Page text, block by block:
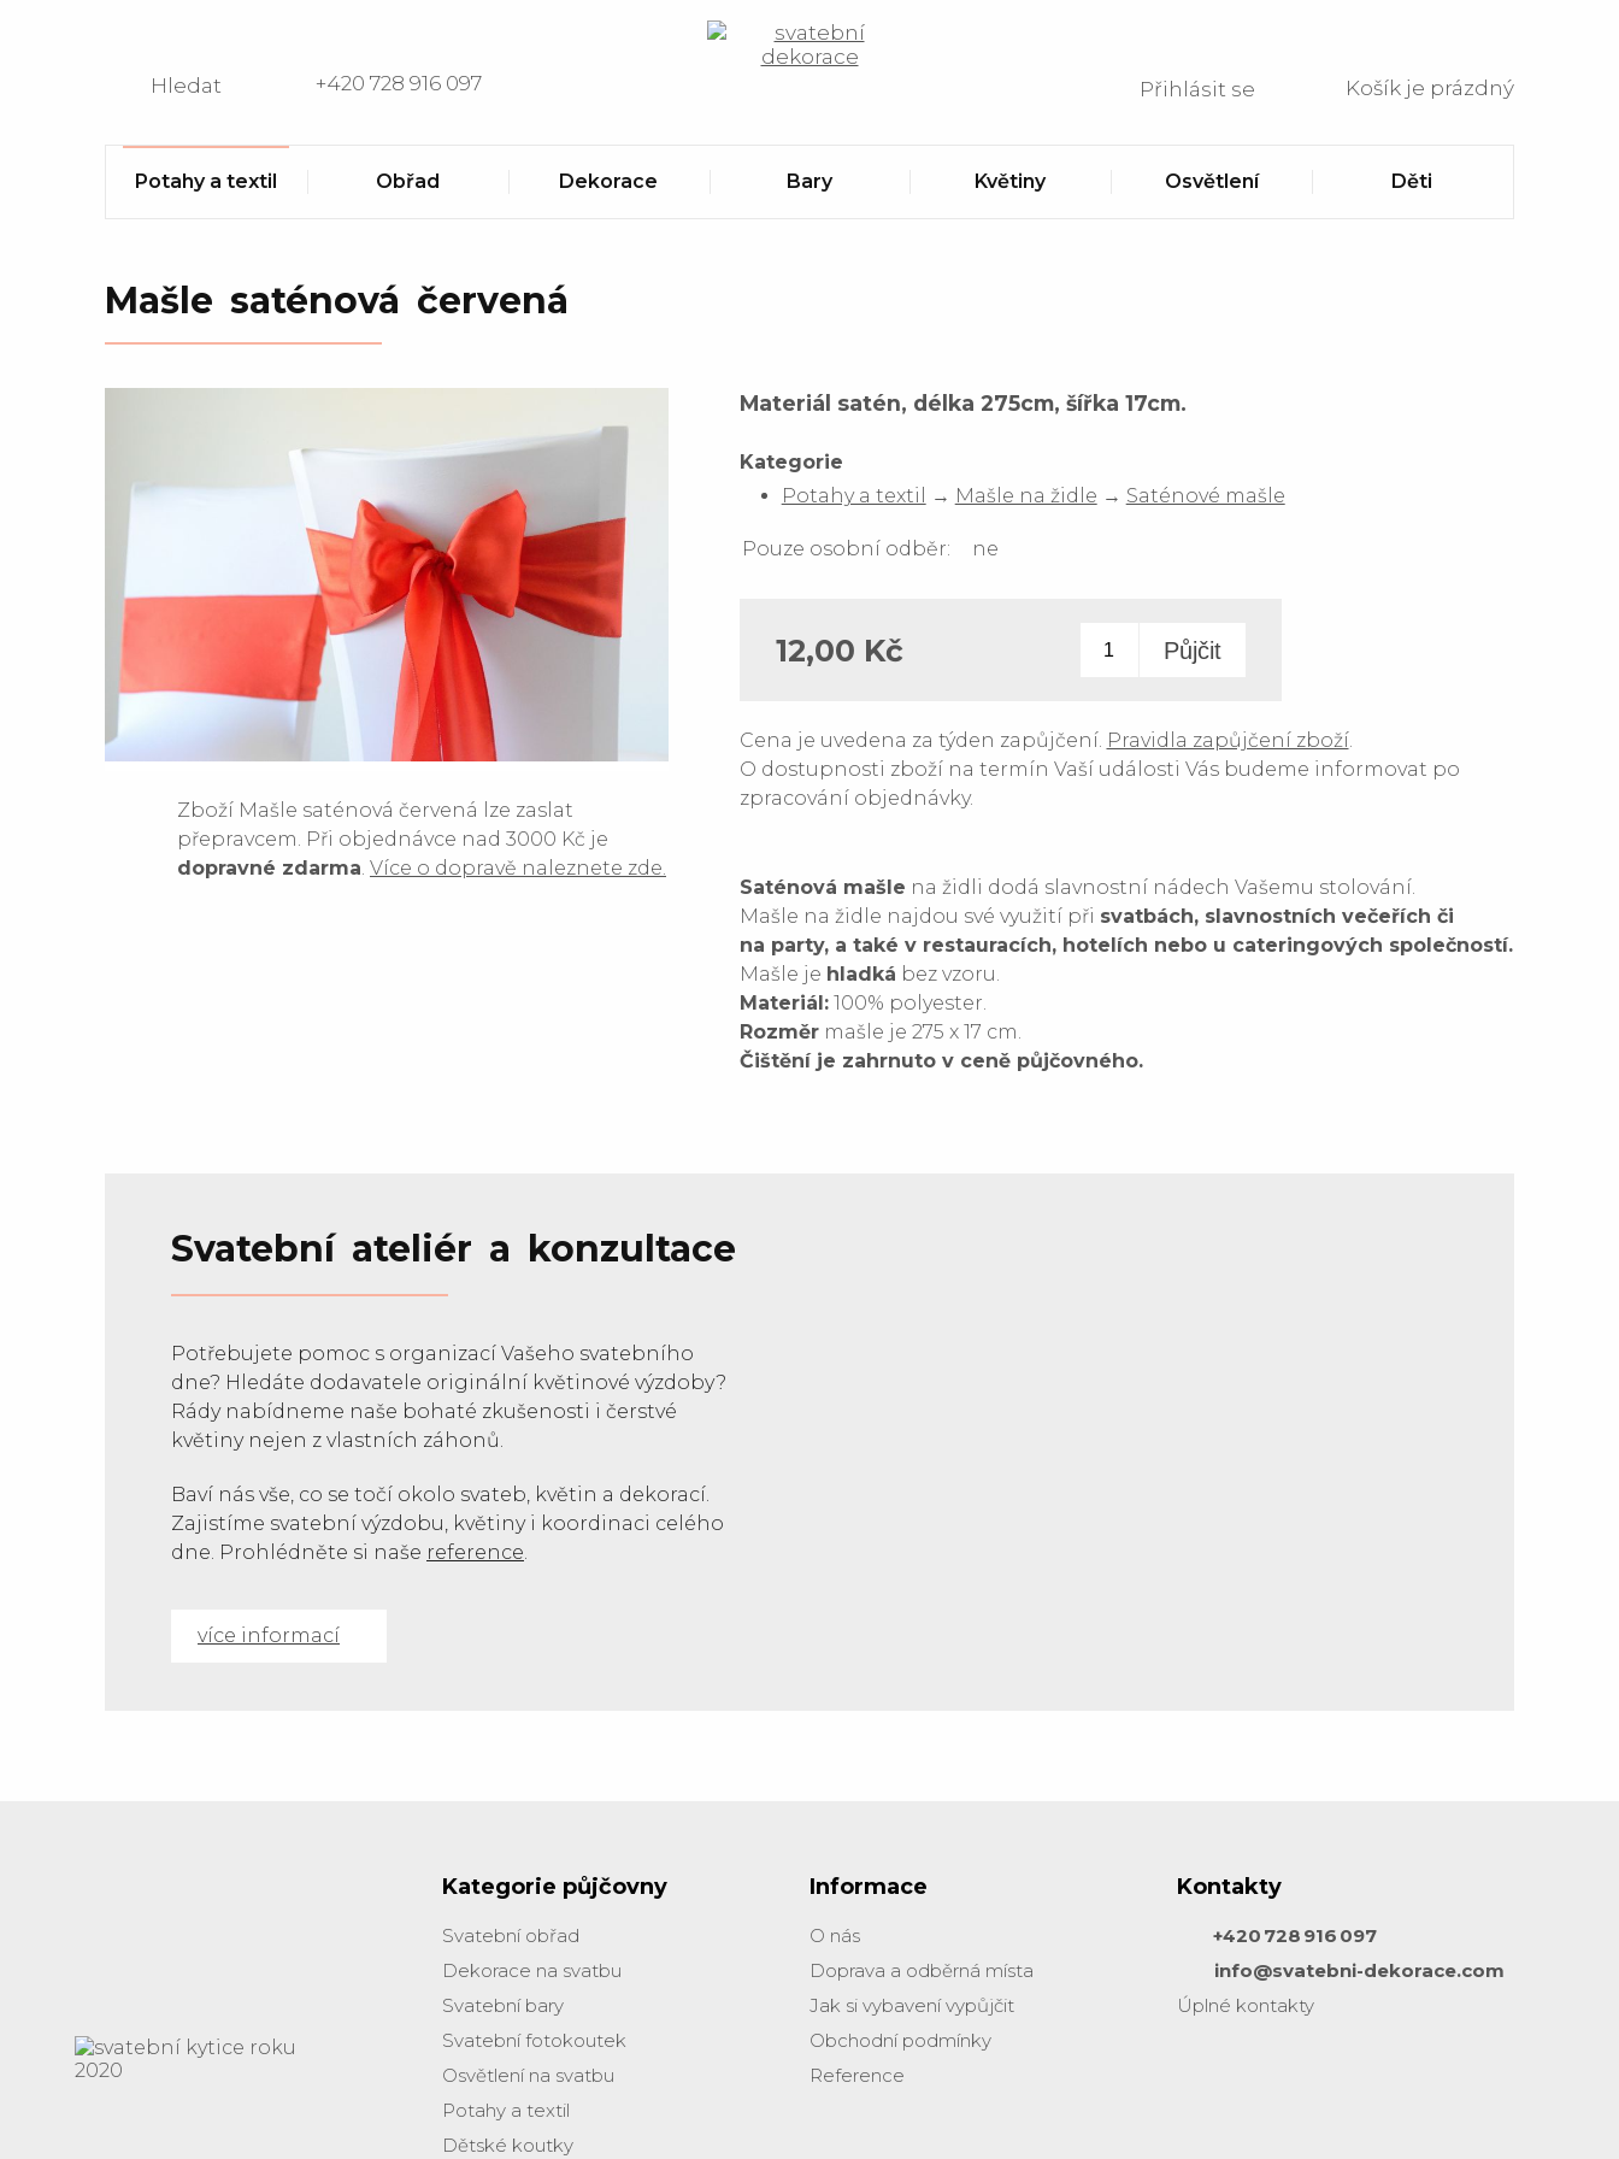
Hledat +420 728 916 097 Přihlásit se Košík je prázdný
Zobrazit obsah košíku
Potahy a textil Obřad Dekorace Bary Květiny Osvětlení Děti
Mašle saténová červená
Materiál satén, délka 275cm, šířka 17cm.
Kategorie
Potahy a textil
→ Mašle na židle → Saténové mašle
Pouze osobní odběr: ne
12,00 Kč
Cena je uvedena za týden zapůjčení. Pravidla zapůjčení zboží.
O dostupnosti zboží na termín Vaší události Vás budeme informovat po
zpracování objednávky.
Saténová mašle na židli dodá slavnostní nádech Vašemu stolování.
Mašle na židle najdou své využití při svatbách, slavnostních večeřích či
na party, a také v restauracích, hotelích nebo u cateringových společností.
Mašle je hladká bez vzoru.
Materiál:100% polyester.
Rozměrmašle je 275 x 17 cm.
Čištění je zahrnuto v ceně půjčovného.
Zboží Mašle saténová červená lze zaslat
přepravcem. Při objednávce nad 3000 Kč je
dopravné zdarma. Více o dopravě naleznete zde.
Svatební ateliér a konzultace
Potřebujete pomoc s organizací Vašeho svatebního
dne? Hledáte dodavatele originální květinové výzdoby?
Rády nabídneme naše bohaté zkušenosti i čerstvé
květiny nejen z vlastních záhonů.
Baví nás vše, co se točí okolo svateb, květin a dekorací.
Zajistíme svatební výzdobu, květiny i koordinaci celého
dne. Prohlédněte si naše reference
více informací
Kategorie půjčovny
Svatební obřad
Dekorace na svatbu
Svatební bary
Svatební fotokoutek
Osvětlení na svatbu
Potahy a textil
Dětské koutky
Informace
O nás
Doprava a odběrná místa
Jak si vybavení vypůjčit
Obchodní podmínky
Reference
Kontakty
+420 728 916 097
info@svatebni-dekorace.com
Úplné kontakty